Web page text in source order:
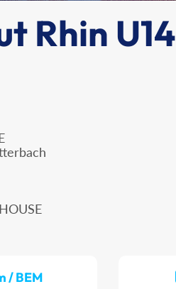
Rhin U14
/ BEM